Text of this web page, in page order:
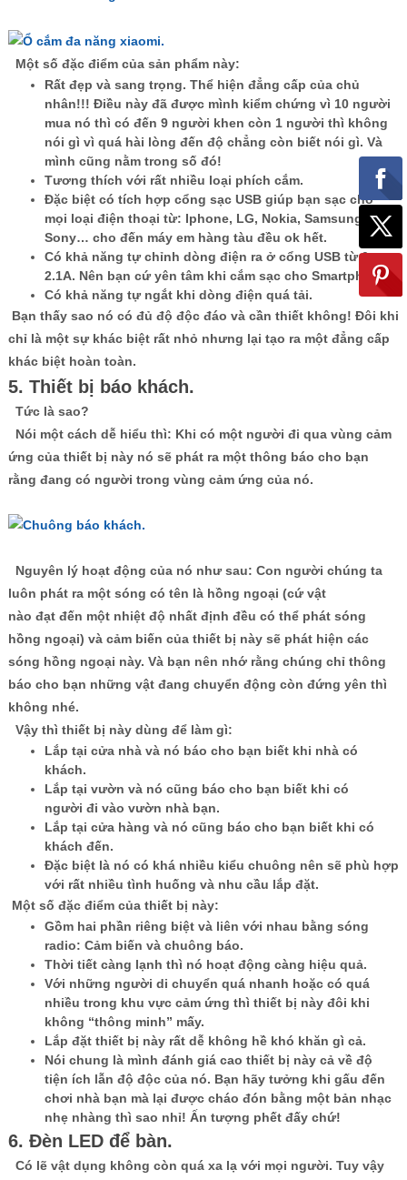
Một số đặc điểm của sản phẩm này:
Rất đẹp và sang trọng. Thể hiện đẳng cấp của chủ
nhân!!! Điều này đã được mình kiểm chứng vì 10 người
mua nó thì có đến 9 người khen còn 1 người thì không
nói gì vì quá hài lòng đến độ chẳng còn biết nói gì. Và
mình cũng nằm trong số đó!
Tương thích với rất nhiều loại phích cắm.
Đặc biệt có tích hợp cổng sạc USB giúp bạn sạc cho
mọi loại điện thoại từ: Iphone, LG, Nokia, Samsung,
Sony… cho đến máy em hàng tàu đều ok hết.
Có khả năng tự chỉnh dòng điện ra ở cổng USB từ 0-
2.1A. Nên bạn cứ yên tâm khi cắm sạc cho Smartphone.
Có khả năng tự ngắt khi dòng điện quá tải.
Bạn thấy sao nó có đủ độ độc đáo và cần thiết không! Đôi khi
chỉ là một sự khác biệt rất nhỏ nhưng lại tạo ra một đẳng cấp
khác biệt hoàn toàn.
5. Thiết bị báo khách.
Tức là sao?
Nói một cách dễ hiểu thì: Khi có một người đi qua vùng cảm
ứng của thiết bị này nó sẽ phát ra một thông báo cho bạn
rằng đang có người trong vùng cảm ứng của nó.
Nguyên lý hoạt động của nó như sau: Con người chúng ta
luôn phát ra một sóng có tên là hồng ngoại (cứ vật
nào đạt đến một nhiệt độ nhất định đều có thể phát sóng
hồng ngoại) và cảm biến của thiết bị này sẽ phát hiện các
sóng hồng ngoại này. Và bạn nên nhớ rằng chúng chỉ thông
báo cho bạn những vật đang chuyển động còn đứng yên thì
không nhé.
Vậy thì thiết bị này dùng để làm gì:
Lắp tại cửa nhà và nó báo cho bạn biết khi nhà có
khách.
Lắp tại vườn và nó cũng báo cho bạn biết khi có
người đi vào vườn nhà bạn.
Lắp tại cửa hàng và nó cũng báo cho bạn biết khi có
khách đến.
Đặc biệt là nó có khá nhiều kiểu chuông nên sẽ phù hợp
với rất nhiều tình huống và nhu cầu lắp đặt.
Một số đặc điểm của thiết bị này:
Gồm hai phần riêng biệt và liên với nhau bằng sóng
radio: Cảm biến và chuông báo.
Thời tiết càng lạnh thì nó hoạt động càng hiệu quả.
Với những người di chuyển quá nhanh hoặc có quá
nhiều trong khu vực cảm ứng thì thiết bị này đôi khi
không “thông minh” mấy.
Lắp đặt thiết bị này rất dễ không hề khó khăn gì cả.
Nói chung là mình đánh giá cao thiết bị này cả về độ
tiện ích lẫn độ độc của nó. Bạn hãy tưởng khi gấu đến
chơi nhà bạn mà lại được cháo đón bằng một bản nhạc
nhẹ nhàng thì sao nhỉ! Ấn tượng phết đấy chứ!
6. Đèn LED để bàn.
Có lẽ vật dụng không còn quá xa lạ với mọi người. Tuy vậy